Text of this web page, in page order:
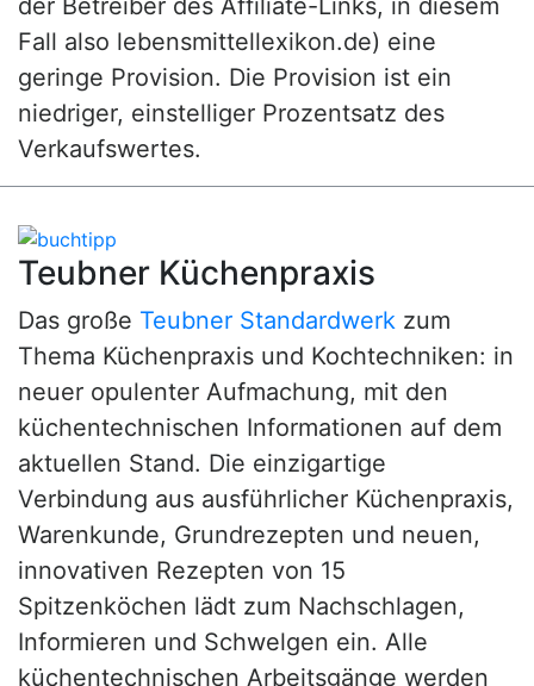
Fall also lebensmittellexikon.de) eine
geringe Provision. Die Provision ist ein
niedriger, einstelliger Prozentsatz des
Verkaufswertes.
Teubner Küchenpraxis
Das große Teubner Standardwerk zum
Thema Küchenpraxis und Kochtechniken: in
neuer opulenter Aufmachung, mit den
küchentechnischen Informationen auf dem
aktuellen Stand. Die einzigartige
Verbindung aus ausführlicher Küchenpraxis,
Warenkunde, Grundrezepten und neuen,
innovativen Rezepten von 15
Spitzenköchen lädt zum Nachschlagen,
Informieren und Schwelgen ein. Alle
küchentechnischen Arbeitsgänge werden